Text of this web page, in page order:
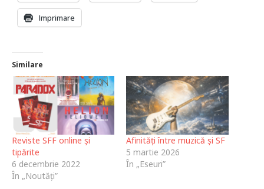
Imprimare
Similare
Reviste SFF online și
tipărite
6 decembrie 2022
În „Noutăți”
Afinități între muzică și SF
5 martie 2026
În „Eseuri”